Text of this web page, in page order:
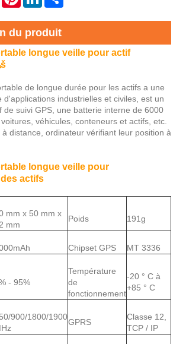
du produit
longue veille pour actif
de longue durée pour les actifs a une
d'applications industrielles et civiles, est un
de suivi GPS, une batterie interne de 6000
véhicules, conteneurs et actifs, etc.
distance, ordinateur vérifiant leur position à
longue veille pour
actifs
mm x 50 mm x
mm
Poids 191g
Chipset GPS MT 3336
- 95%
Température
de
fonctionnement
-20 ° C à
+85 ° C
900/1800/1900
GPRS
Classe 12,
TCP / IP